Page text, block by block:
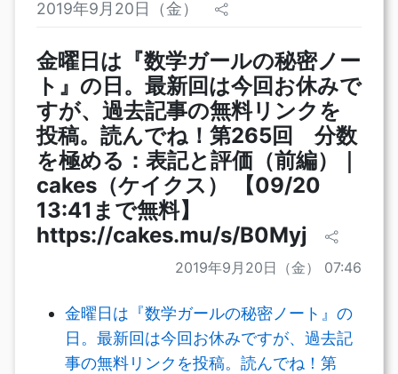
2019年9月20日（金）
金曜日は『数学ガールの秘密ノー
ト』の日。最新回は今回お休みで
すが、過去記事の無料リンクを
投稿。読んでね！第265回 分数
を極める：表記と評価（前編）｜
cakes（ケイクス） 【09/20
13:41まで無料】
https://cakes.mu/s/B0Myj
2019年9月20日（金） 07:46
金曜日は『数学ガールの秘密ノート』の
日。最新回は今回お休みですが、過去記
事の無料リンクを投稿。読んでね！第